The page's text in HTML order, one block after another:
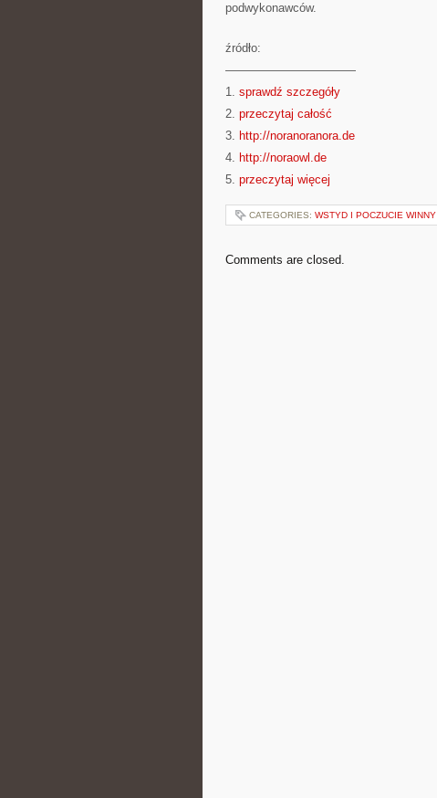
podwykonawców.
źródło:
———————————
1. sprawdź szczegóły
2. przeczytaj całość
3. http://noranoranora.de
4. http://noraowl.de
5. przeczytaj więcej
CATEGORIES: WSTYD I POCZUCIE WINNY
Comments are closed.